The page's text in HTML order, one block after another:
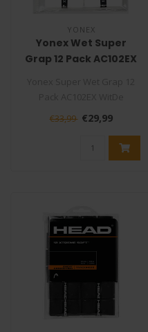
YONEX
Yonex Wet Super
Grap 12 Pack AC102EX
tennisgrip Yonex Super
Grap is één ..
€33,99 €29,99